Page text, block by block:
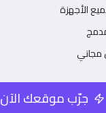
الأجهزة
جرّب موقعك الآن